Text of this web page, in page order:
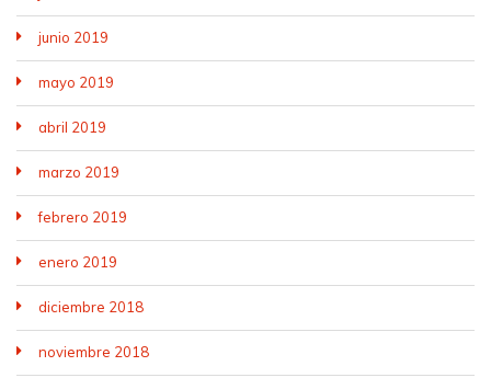
junio 2019
mayo 2019
abril 2019
marzo 2019
febrero 2019
enero 2019
diciembre 2018
noviembre 2018